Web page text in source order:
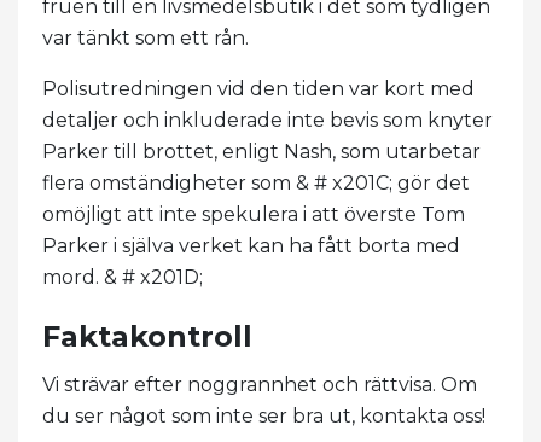
fruen till en livsmedelsbutik i det som tydligen
var tänkt som ett rån.
Polisutredningen vid den tiden var kort med
detaljer och inkluderade inte bevis som knyter
Parker till brottet, enligt Nash, som utarbetar
flera omständigheter som & # x201C; gör det
omöjligt att inte spekulera i att överste Tom
Parker i själva verket kan ha fått borta med
mord. & # x201D;
Faktakontroll
Vi strävar efter noggrannhet och rättvisa. Om
du ser något som inte ser bra ut, kontakta oss!